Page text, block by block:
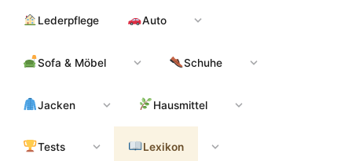
Inhalt
Lederpflege Auto
Sofa & Möbel Schuhe
Jacken Hausmittel
Tests Lexikon